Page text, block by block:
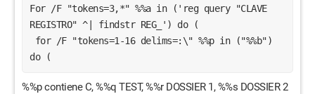
For /F "tokens=3,*" %%a in ('reg query "CLAVE
REGISTRO" ^| findstr REG_') do (
do (
%%p contiene C, %%q TEST, %%r DOSSIER 1, %%s DOSSIER 2